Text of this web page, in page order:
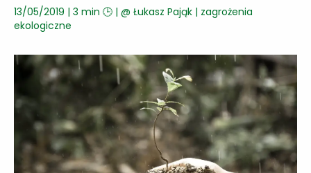
13/05/2019 | 3 min 🕒 | @ Łukasz Pająk | zagrożenia
ekologiczne